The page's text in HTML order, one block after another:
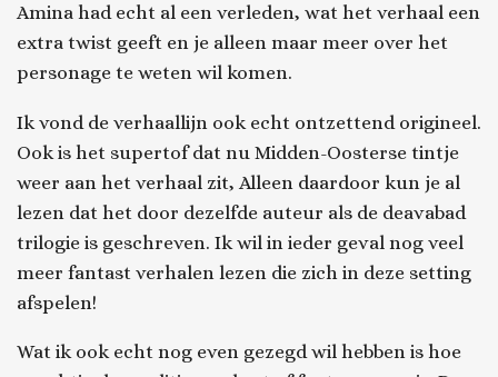
Amina had echt al een verleden, wat het verhaal een
extra twist geeft en je alleen maar meer over het
personage te weten wil komen.
Ik vond de verhaallijn ook echt ontzettend origineel.
Ook is het supertof dat nu Midden-Oosterse tintje
weer aan het verhaal zit, Alleen daardoor kun je al
lezen dat het door dezelfde auteur als de deavabad
trilogie is geschreven. Ik wil in ieder geval nog veel
meer fantast verhalen lezen die zich in deze setting
afspelen!
Wat ik ook echt nog even gezegd wil hebben is hoe